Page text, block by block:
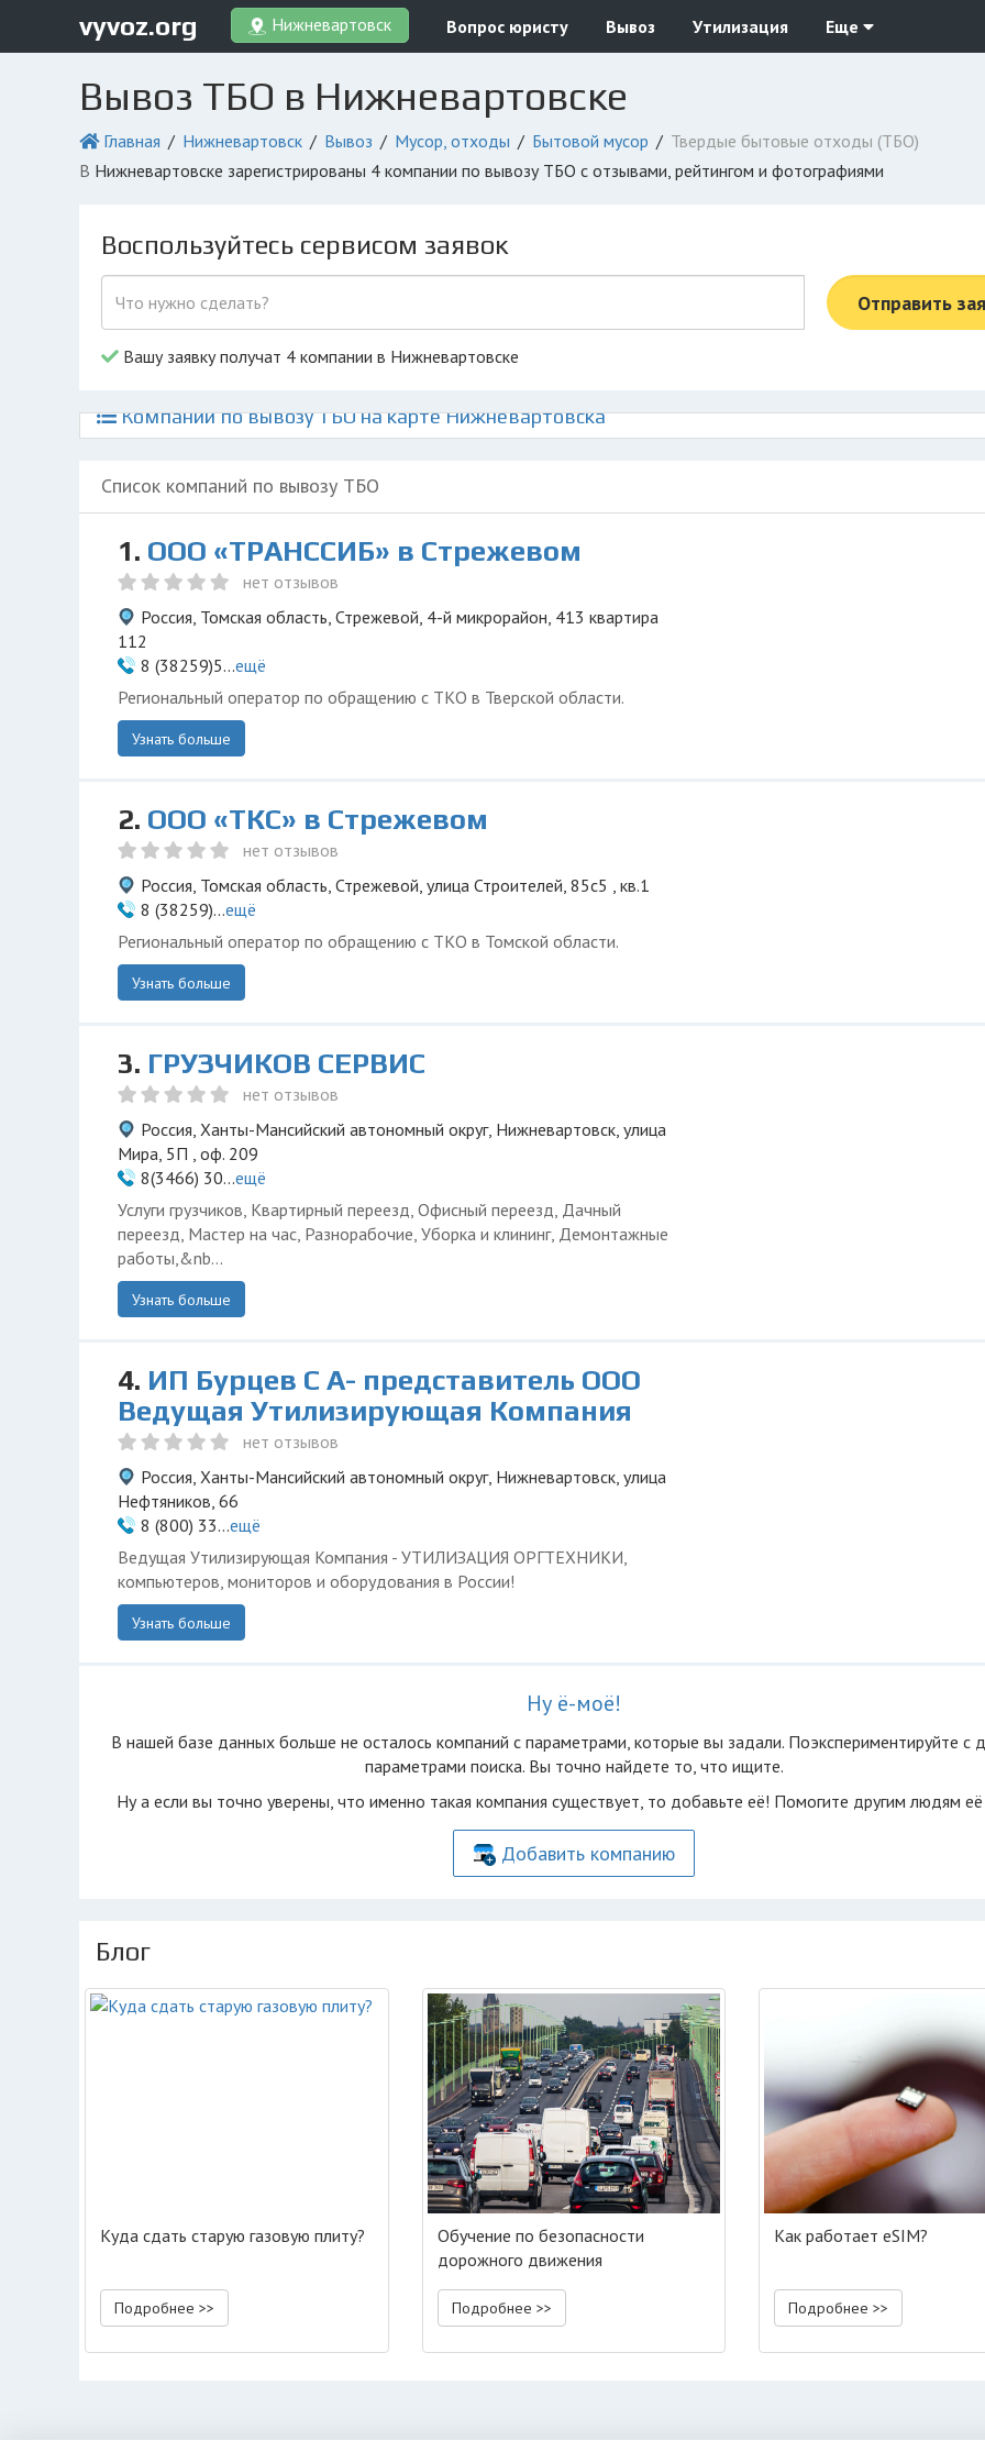
vyvoz.org Нижневартовск Вопрос юристу Вывоз Утилизация Еще
Вывоз ТБО в Нижневартовске
Главная Нижневартовск Вывоз Мусор, отходы Бытовой мусор
Твердые бытовые отходы (ТБО)
в Нижневартовске зарегистрированы 4 компании по вывозу ТБО с отзывами, рейтингом и фотографиями
Воспользуйтесь сервисом заявок
Отправить
Вашу заявку получат 4 компании в Нижневартовске
Компании по вывозу ТБО на карте Нижневартовска
Список компаний по вывозу ТБО
1. ООО «ТРАНССИБ» в Стрежевом
нет отзывов
Россия, Томская область, Стрежевой, 4-й микрорайон, 413 квартира
112
8 (38259)5...ещё
Региональный оператор по обращению с ТКО в Тверской области.
Узнать больше
2. ООО «ТКС» в Стрежевом
нет отзывов
Россия, Томская область, Стрежевой, улица Строителей, 85с5 , кв.1
8 (38259)...ещё
Региональный оператор по обращению с ТКО в Томской области.
Узнать больше
3. ГРУЗЧИКОВ СЕРВИС
нет отзывов
Россия, Ханты-Мансийский автономный округ, Нижневартовск, улица
Мира, 5П , оф. 209
8(3466) 30...ещё
Услуги грузчиков, Квартирный переезд, Офисный переезд, Дачный
переезд, Мастер на час, Разнорабочие, Уборка и клининг, Демонтажные
работы,&nb...
Узнать больше
4. ИП Бурцев С А- представитель ООО
Ведущая Утилизирующая Компания
нет отзывов
Россия, Ханты-Мансийский автономный округ, Нижневартовск, улица
Нефтяников, 66
8 (800) 33...ещё
Ведущая Утилизирующая Компания - УТИЛИЗАЦИЯ ОРГТЕХНИКИ,
компьютеров, мониторов и оборудования в России!
Узнать больше
Ну ё-моё!
В нашей базе данных больше не осталоcь компаний с параметрами, которые вы задали. Поэкспериментируйте с
параметрами поиска. Вы точно найдете то, что ищите.
Ну а если вы точно уверены, что именно такая компания существует, то добавьте её! Помогите другим людям
Добавить компанию
Блог
Куда сдать старую газовую плиту?
Подробнее >>
Обучение по безопасности
дорожного движения
Подробнее >>
Как работает eSIM?
Подробнее >>